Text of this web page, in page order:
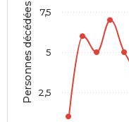
Personnes décédées 2,5
5
7,5